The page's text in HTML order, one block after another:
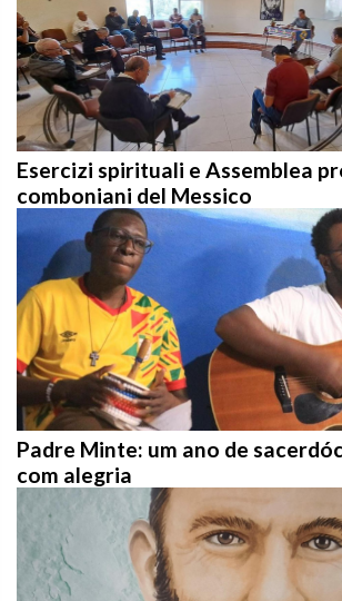
Esercizi spirituali e Assemblea
comboniani del Messico
Padre Minte: um ano de
com alegria